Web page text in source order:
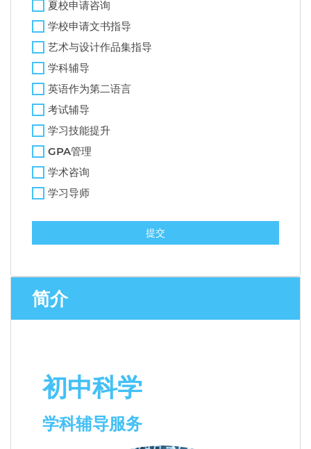
简介
初中科学
学科辅导服务
夏校申请咨询
学校申请文书指导
艺术与设计作品集指导
学科辅导
英语作为第二语言
考试辅导
学习技能提升
GPA管理
学术咨询
学习导师
提交